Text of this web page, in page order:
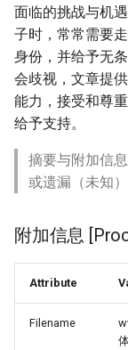
面临的挑战与机
子时，常常需要
身份，并给予无
会歧视，文章提
能力，接受和尊
给予支持。
摘要与附加信
或遗漏（未知
附加信息
Attribute
Filename